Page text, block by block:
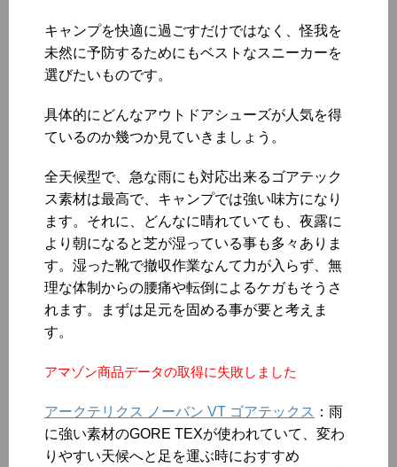
キャンプを快適に過ごすだけではなく、怪我を
未然に予防するためにもベストなスニーカーを
選びたいものです。
具体的にどんなアウトドアシューズが人気を得
ているのか幾つか見ていきましょう。
全天候型で、急な雨にも対応出来るゴアテック
ス素材は最高で、キャンプでは強い味方になり
ます。それに、どんなに晴れていても、夜露に
より朝になると芝が湿っている事も多々ありま
す。湿った靴で撤収作業なんて力が入らず、無
理な体制からの腰痛や転倒によるケガもそうさ
れます。まずは足元を固める事が要と考えま
す。
アマゾン商品データの取得に失敗しました
アークテリクス ノーバン VT ゴアテックス ：雨
に強い素材のGORE TEXが使われていて、変わ
りやすい天候へと足を運ぶ時におすすめ